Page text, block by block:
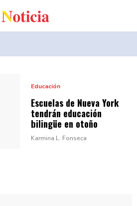
Educación
Escuelas de Nueva York
tendrán educación
bilingüe en otoño
Karmina L. Fonseca